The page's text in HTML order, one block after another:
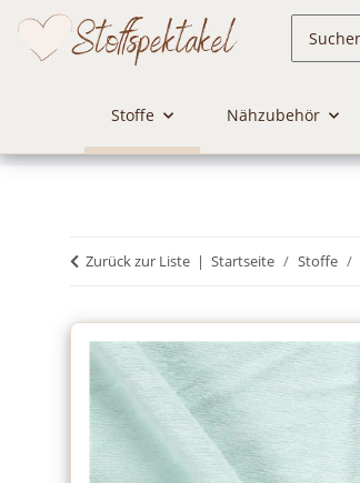
Stoffe Nähzubehör
Zurück zur Liste Startseite Stoffe